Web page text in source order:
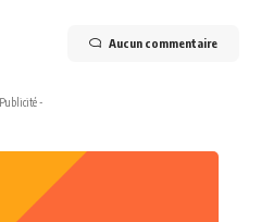
Aucun commentaire
-